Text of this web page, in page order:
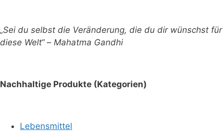
„Sei du selbst die Veränderung, die du dir wünschst für
diese Welt“ – Mahatma Gandhi
Nachhaltige Produkte (Kategorien)
Lebensmittel